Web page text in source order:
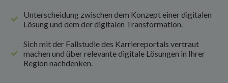
Unterscheidung zwischen dem Konzept einer digitalen
Lösung und dem der digitalen Transformation.
Sich mit der Fallstudie des Karriereportals vertraut
machen und über relevante digitale Lösungen in Ihrer
Region nachdenken.